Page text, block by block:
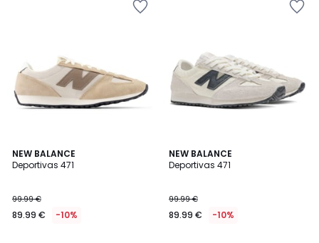
NEW BALANCE
Deportivas 471
99.99 €
89.99 € -10%
4,2
/ 5
2
Colores
NEW BALANCE
Deportivas 471
99.99 €
89.99 € -10%
4,2
/ 5